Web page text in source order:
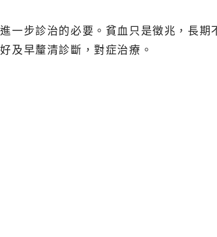
一步診治的必要。貧血只是徵兆，長期
及早釐清診斷，對症治療。